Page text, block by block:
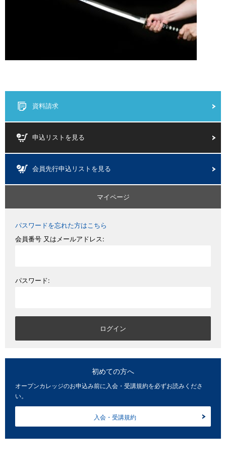
資料請求
申込リストを見る
会員先行申込リストを見る
マイページ
パスワードを忘れた方はこちら
会員番号 又はメールアドレス:
パスワード:
初めての方へ
オープンカレッジのお申込み前に入会・受講規約を必ずお読みくださ
い。
入会・受講規約